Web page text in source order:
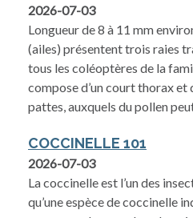
2026-07-03
Longueur de 8 à 11 mm
(ailes) présentent trois raies
tous les coléoptères de la
compose d’un court thorax et
pattes, auxquels du pollen
COCCINELLE 101
2026-07-03
La coccinelle est l’un des
qu’une espèce de coccinelle